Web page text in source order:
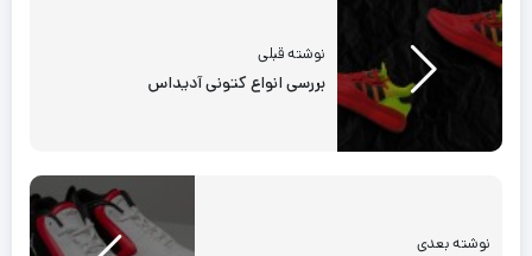
نوشته قبلی
بررسی انواع کتونی آدیداس
نوشته بعدی